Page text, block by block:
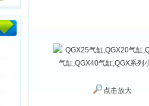
点击放大